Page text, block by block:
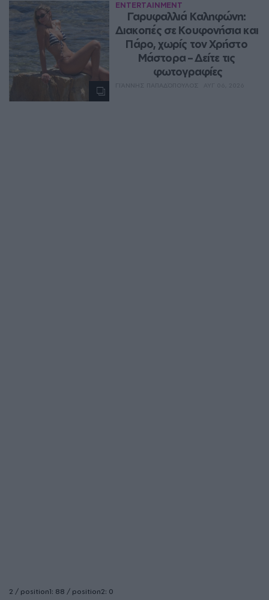
ENTERTAINMENT
Γαρυφαλλιά Καληφώνη:
Διακοπές σε Κουφονήσια και
Πάρο, χωρίς τον Χρήστο
Μάστορα – Δείτε τις
φωτογραφίες
2 / position1: 88 / position2: 0